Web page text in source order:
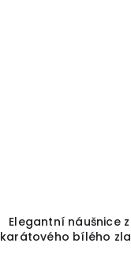
Elegantní náušnice z
karátového bílého